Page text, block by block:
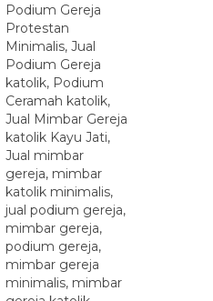
Podium Gereja
Protestan
Minimalis, Jual
Podium Gereja
katolik, Podium
Ceramah katolik,
Jual Mimbar Gereja
katolik Kayu Jati,
Jual mimbar
gereja, mimbar
katolik minimalis,
jual podium gereja,
mimbar gereja,
podium gereja,
mimbar gereja
minimalis, mimbar